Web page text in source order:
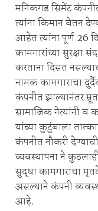
मनिकगड सिमेंट
त्यांना किमान वेतन
आहेत त्यांना पूर्ण 26
कामगारांच्या सुरक्षा
करताना दिसत
नामक कामगाराचा
कंपनीत झाल्यानंतर
सामाजिक नेत्यांनी व
यांच्या कुटुंबाला
कंपनीत नौकरी
व्यवस्थापना ने
सुद्धा कामगाराचा
असल्याने कंपनी
आहे.